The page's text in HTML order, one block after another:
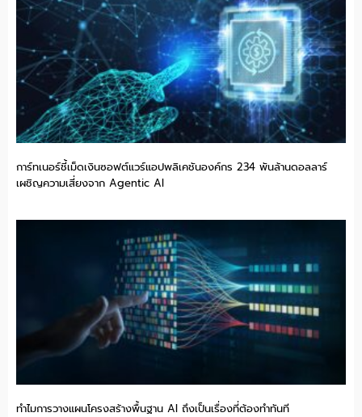
การ์ทเนอร์ชี้เม็ดเงินซอฟต์แวร์แอปพลิเคชันองค์กร 234 พันล้านดอลลาร์
เผชิญความเสี่ยงจาก Agentic AI
ทำไมการวางแผนโครงสร้างพื้นฐาน AI ถึงเป็นเรื่องที่ต้องทำทันที